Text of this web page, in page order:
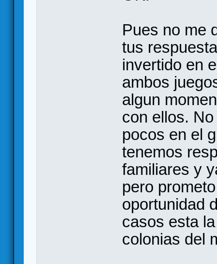
Pues no me
tus
invertido en
ambos
algun
con ellos.
pocos en el
tenemos
familiares y
pero
oportunidad
casos esta
colonias del